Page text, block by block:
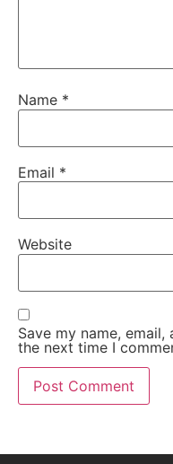
Name *
Email *
Website
Save my name,
the next time I